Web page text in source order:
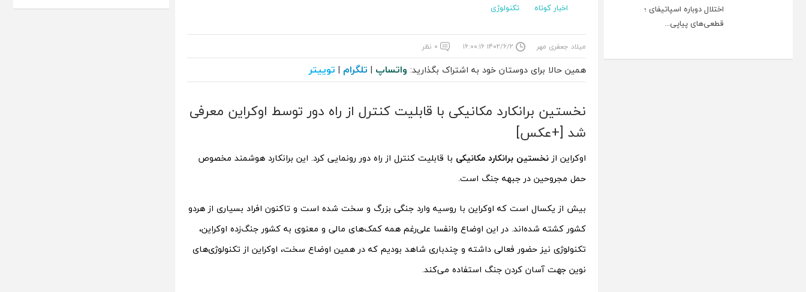
اختلال دوباره اسپاتیفای ؛
قطعی‌های پیاپی...
اخبار کوتاه تکنولوژی
میلاد جعفری مهر ۱۴۰۲/۶/۲ ۱۶:۰۰:۱۶ ۰ نظر
همین حالا برای دوستان خود به اشتراک بگذارید: واتساپ | تلگرام | توییتر
نخستین برانکارد مکانیکی با قابلیت کنترل از راه دور توسط اوکراین معرفی
شد [+عکس]
اوکراین از نخستین برانکارد مکانیکی با قابلیت کنترل از راه دور رونمایی کرد. این برانکارد هوشمند مخصوص
حمل مجروحین در جبهه جنگ است.
بیش از یکسال است که اوکراین با روسیه وارد جنگی بزرگ و سخت شده است و تاکنون افراد بسیاری از هردو
کشور کشته شده‌اند. در این اوضاع وانفسا علی‌رغم همه کمک‌های مالی و معنوی به کشور جنگ‌زده اوکراین،
تکنولوژی نیز حضور فعالی داشته و چندباری شاهد بودیم که در همین اوضاع سخت، اوکراین از تکنولوژی‌های
نوین جهت آسان کردن جنگ استفاده می‌کند.